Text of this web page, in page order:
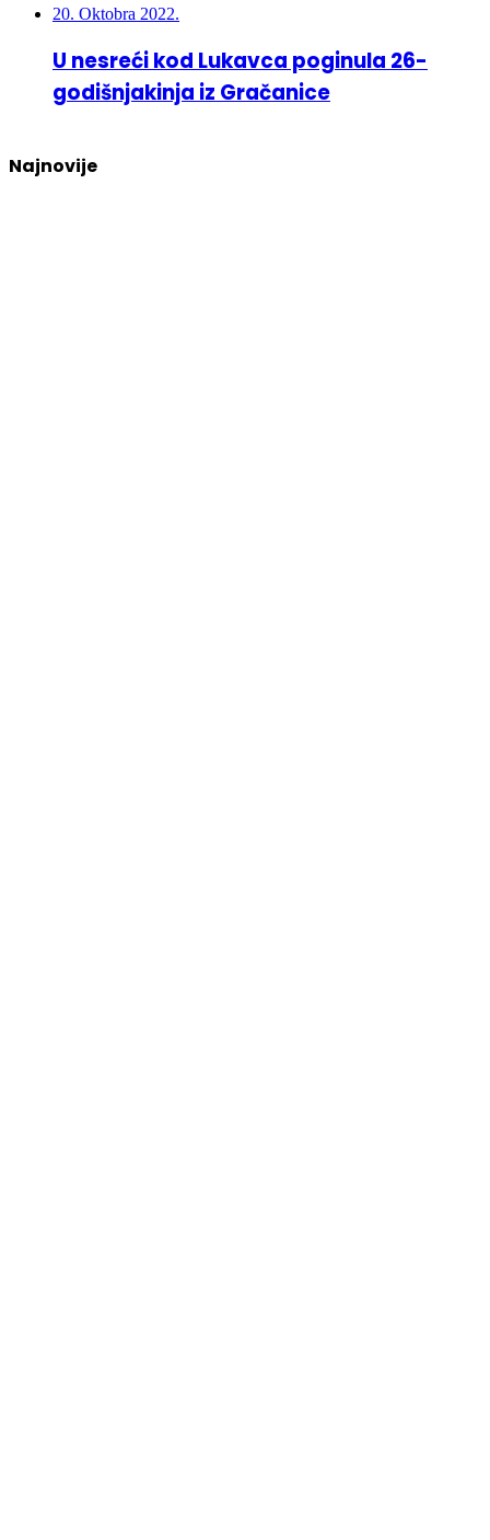
20. Oktobra 2022.
U nesreći kod Lukavca poginula 26-
godišnjakinja iz Gračanice
Najnovije